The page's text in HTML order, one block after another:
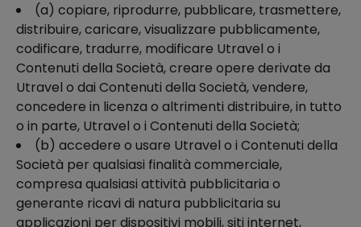
(a) copiare, riprodurre, pubblicare, trasmettere,
distribuire, caricare, visualizzare pubblicamente,
codificare, tradurre, modificare Utravel o i
Contenuti della Società, creare opere derivate da
Utravel o dai Contenuti della Società, vendere,
concedere in licenza o altrimenti distribuire, in tutto
o in parte, Utravel o i Contenuti della Società;
(b) accedere o usare Utravel o i Contenuti della
Società per qualsiasi finalità commerciale,
compresa qualsiasi attività pubblicitaria o
generante ricavi di natura pubblicitaria su
applicazioni per dispositivi mobili, siti internet,